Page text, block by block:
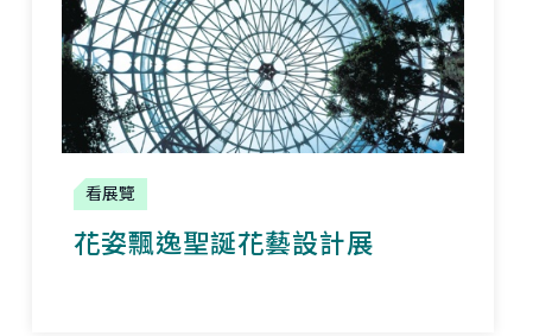
看展覽
花姿飄逸聖誕花藝設計展